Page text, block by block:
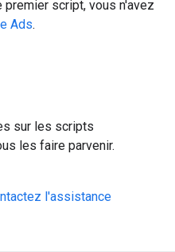
premier script, vous n'avez
Ads.
sur les scripts
les faire parvenir.
l'assistance